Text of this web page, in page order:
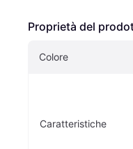
Proprietà del
Colore
Caratteristiche